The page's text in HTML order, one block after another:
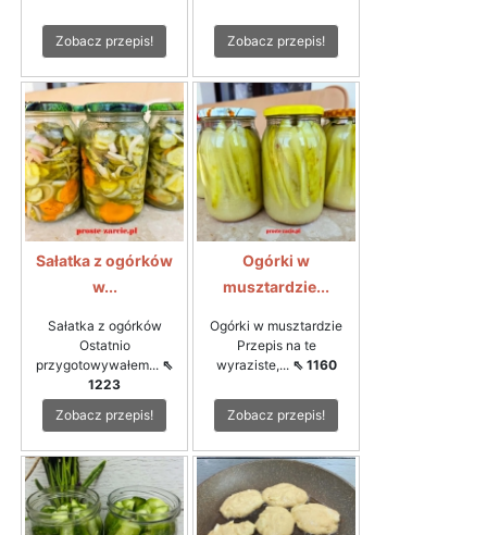
Zobacz przepis! Zobacz przepis!
Sałatka z ogórków
w...
Sałatka z ogórków
Ostatnio
przygotowywałem... ⇖
1223
Zobacz przepis!
Ogórki w
musztardzie...
Ogórki w musztardzie
Przepis na te
wyraziste,... ⇖ 1160
Zobacz przepis!